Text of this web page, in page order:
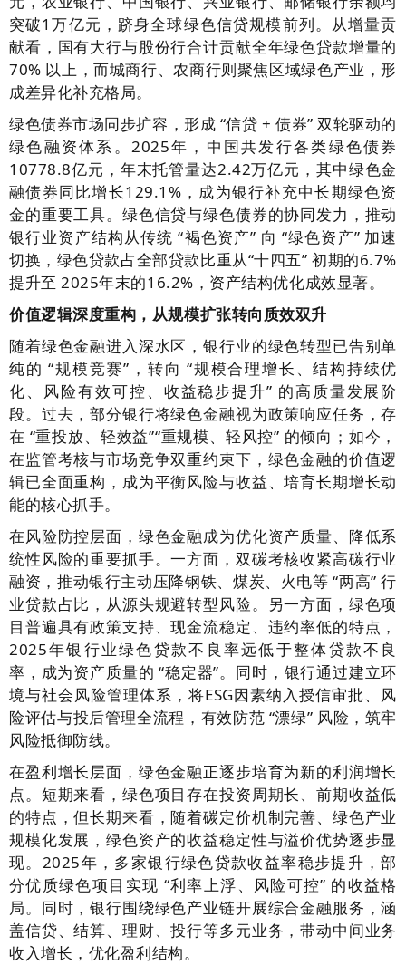
突破1万亿元，跻身全球绿色信贷规模前列。从增量贡
献看，国有大行与股份行合计贡献全年绿色贷款增量的
70% 以上，而城商行、农商行则聚焦区域绿色产业，形
成差异化补充格局。
绿色债券市场同步扩容，形成 “信贷 + 债券” 双轮驱动的
绿色融资体系。2025年，中国共发行各类绿色债券
10778.8亿元，年末托管量达2.42万亿元，其中绿色金
融债券同比增长129.1%，成为银行补充中长期绿色资
金的重要工具。绿色信贷与绿色债券的协同发力，推动
银行业资产结构从传统 “褐色资产” 向 “绿色资产” 加速
切换，绿色贷款占全部贷款比重从“十四五” 初期的6.7%
提升至 2025年末的16.2%，资产结构优化成效显著。
价值逻辑深度重构，从规模扩张转向质效双升
随着绿色金融进入深水区，银行业的绿色转型已告别单
纯的 “规模竞赛”，转向 “规模合理增长、结构持续优
化、风险有效可控、收益稳步提升” 的高质量发展阶
段。过去，部分银行将绿色金融视为政策响应任务，存
在 “重投放、轻效益”“重规模、轻风控” 的倾向；如今，
在监管考核与市场竞争双重约束下，绿色金融的价值逻
辑已全面重构，成为平衡风险与收益、培育长期增长动
能的核心抓手。
在风险防控层面，绿色金融成为优化资产质量、降低系
统性风险的重要抓手。一方面，双碳考核收紧高碳行业
融资，推动银行主动压降钢铁、煤炭、火电等 “两高” 行
业贷款占比，从源头规避转型风险。另一方面，绿色项
目普遍具有政策支持、现金流稳定、违约率低的特点，
2025年银行业绿色贷款不良率远低于整体贷款不良
率，成为资产质量的 “稳定器”。同时，银行通过建立环
境与社会风险管理体系，将ESG因素纳入授信审批、风
险评估与投后管理全流程，有效防范 “漂绿” 风险，筑牢
风险抵御防线。
在盈利增长层面，绿色金融正逐步培育为新的利润增长
点。短期来看，绿色项目存在投资周期长、前期收益低
的特点，但长期来看，随着碳定价机制完善、绿色产业
规模化发展，绿色资产的收益稳定性与溢价优势逐步显
现。2025年，多家银行绿色贷款收益率稳步提升，部
分优质绿色项目实现 “利率上浮、风险可控” 的收益格
局。同时，银行围绕绿色产业链开展综合金融服务，涵
盖信贷、结算、理财、投行等多元业务，带动中间业务
收入增长，优化盈利结构。